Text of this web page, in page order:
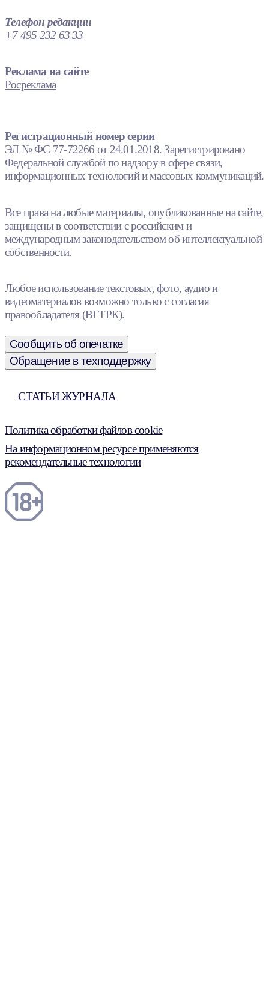
Телефон редакции
+7 495 232 63 33
Реклама на сайте
Росреклама
Регистрационный номер серии
ЭЛ № ФС 77-72266 от 24.01.2018. Зарегистрировано
Федеральной службой по надзору в сфере связи,
информационных технологий и массовых коммуникаций.
Все права на любые материалы, опубликованные на сайте,
защищены в соответствии с российским и
международным законодательством об интеллектуальной
собственности.
Любое использование текстовых, фото, аудио и
видеоматериалов возможно только с согласия
правообладателя (ВГТРК).
Сообщить об опечатке
Обращение в техподдержку
СТАТЬИ ЖУРНАЛА
Политика обработки файлов cookie
На информационном ресурсе применяются
рекомендательные технологии